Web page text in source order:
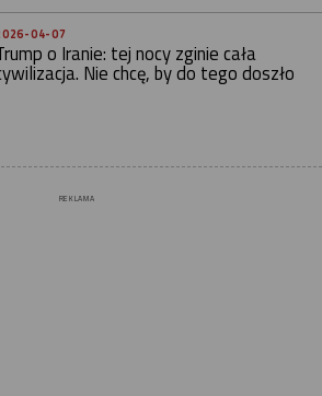
04-07
o Iranie: tej nocy zginie cała
Nie chcę, by do tego doszło
REKLAMA